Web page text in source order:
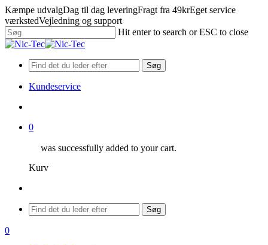
Skip
to
main
content
Kæmpe udvalgDag til dag leveringFragt fra 49krEget service
værkstedVejledning og support
Hit enter to search or ESC to close
Close
Søg
Kundeservice
0
was successfully added to your cart.
Kurv
Menu
Søg
search
0